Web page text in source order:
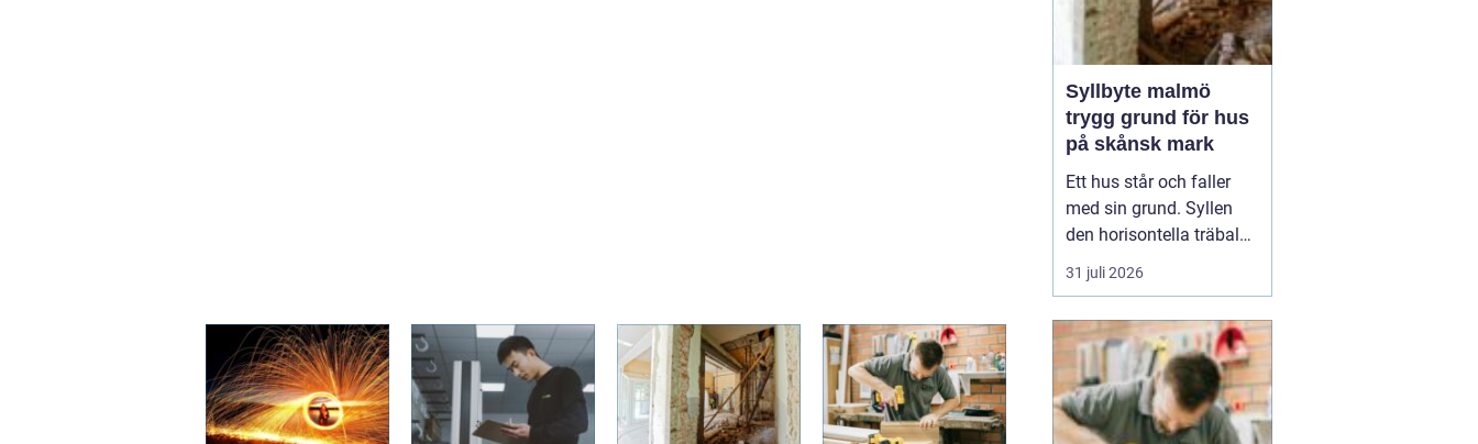
Syllbyte malmö
trygg grund för hus
på skånsk mark
Ett hus står och faller
med sin grund. Syllen
den horisontella träbalk
som bär upp väggarna
mot plattan eller
mest utsatta delarna i en
villa. I Malmö, med
fuktigt klimat, närhet till
havet och många hus
31 juli 2026